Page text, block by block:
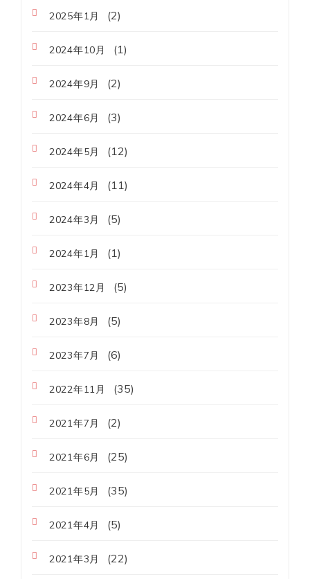
2025年1月 (2)
2024年10月 (1)
2024年9月 (2)
2024年6月 (3)
2024年5月 (12)
2024年4月 (11)
2024年3月 (5)
2024年1月 (1)
2023年12月 (5)
2023年8月 (5)
2023年7月 (6)
2022年11月 (35)
2021年7月 (2)
2021年6月 (25)
2021年5月 (35)
2021年4月 (5)
2021年3月 (22)